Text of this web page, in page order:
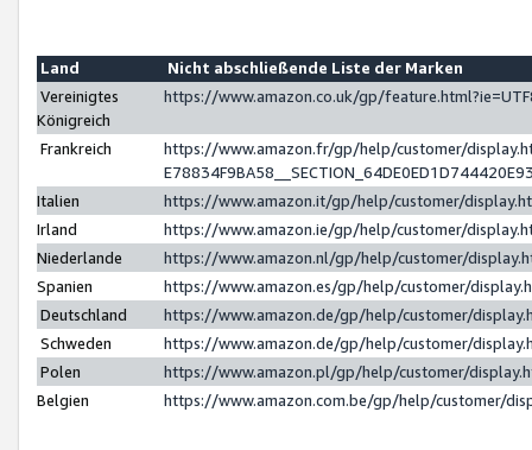
Land
Nicht abschließende Liste der Marken
Vereinigtes
Königreich
https://www.amazon.co.uk/gp/
Frankreich
https://www.amazon.fr/gp/help/customer/
Italien
https://www.amazon.it/gp/help/customer/
Irland
https://www.amazon.ie/gp/help/customer/
Niederlande
https://www.amazon.nl/gp/help/customer/
Spanien
https://www.amazon.es/gp/help/customer/
Deutschland
https://www.amazon.de/gp/help/customer/
Schweden
https://www.amazon.de/gp/help/customer/
Polen
https://www.amazon.pl/gp/help/customer/
Belgien
https://www.amazon.com.be/gp/help/customer/